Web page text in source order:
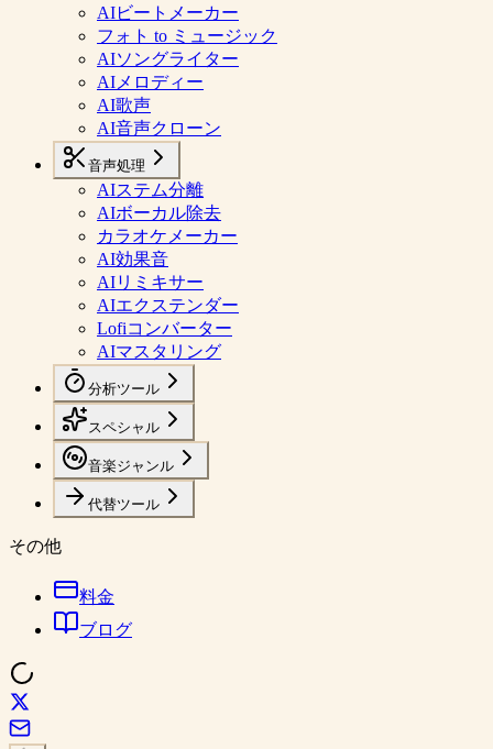
AIビートメーカー
フォト to ミュージック
AIソングライター
AIメロディー
AI歌声
AI音声クローン
音声処理
AIステム分離
AIボーカル除去
カラオケメーカー
AI効果音
AIリミキサー
AIエクステンダー
Lofiコンバーター
AIマスタリング
分析ツール
スペシャル
音楽ジャンル
代替ツール
その他
料金
ブログ